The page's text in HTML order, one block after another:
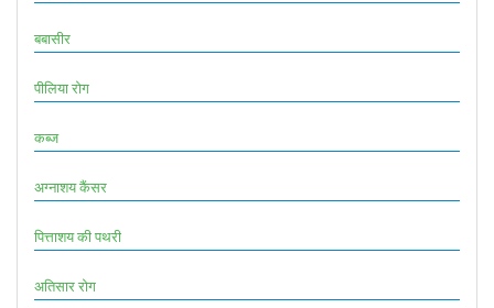
बबासीर
पीलिया रोग
कब्ज
अग्नाशय कैंसर
पित्ताशय की पथरी
अतिसार रोग